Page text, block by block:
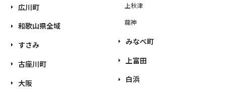
広川町
和歌山県全域
すさみ
古座川町
大阪
上秋津
龍神
みなべ町
上富田
白浜